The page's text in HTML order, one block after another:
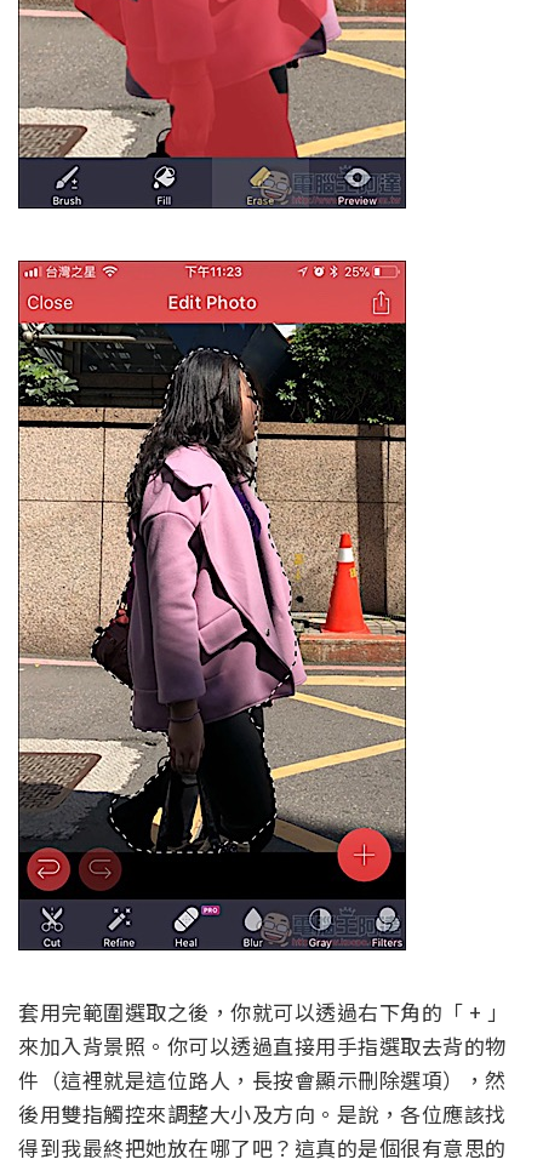
套用完範圍選取之後，你就可以透過右下角的「 + 」
來加入背景照。你可以透過直接用手指選取去背的物
件（這裡就是這位路人，長按會顯示刪除選項），然
後用雙指觸控來調整大小及方向。是說，各位應該找
得到我最終把她放在哪了吧？這真的是個很有意思的